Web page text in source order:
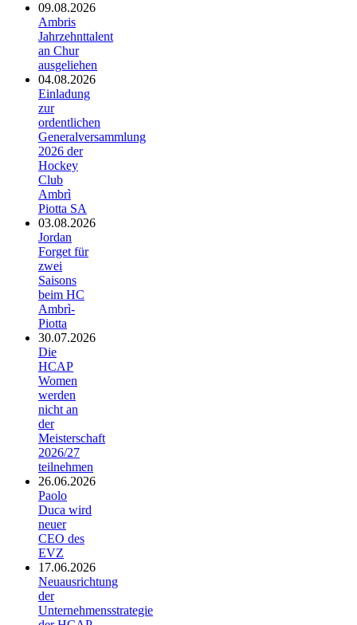
09.08.2026
Ambris
Jahrzehnttalent
an Chur
ausgeliehen
04.08.2026
Einladung
zur
ordentlichen
Generalversammlung
2026 der
Hockey
Club
Ambrì
Piotta SA
03.08.2026
Jordan
Forget für
zwei
Saisons
beim HC
Ambrì-
Piotta
30.07.2026
Die
HCAP
Women
werden
nicht an
der
Meisterschaft
2026/27
teilnehmen
26.06.2026
Paolo
Duca wird
neuer
CEO des
EVZ
17.06.2026
Neuausrichtung
der
Unternehmensstrategie